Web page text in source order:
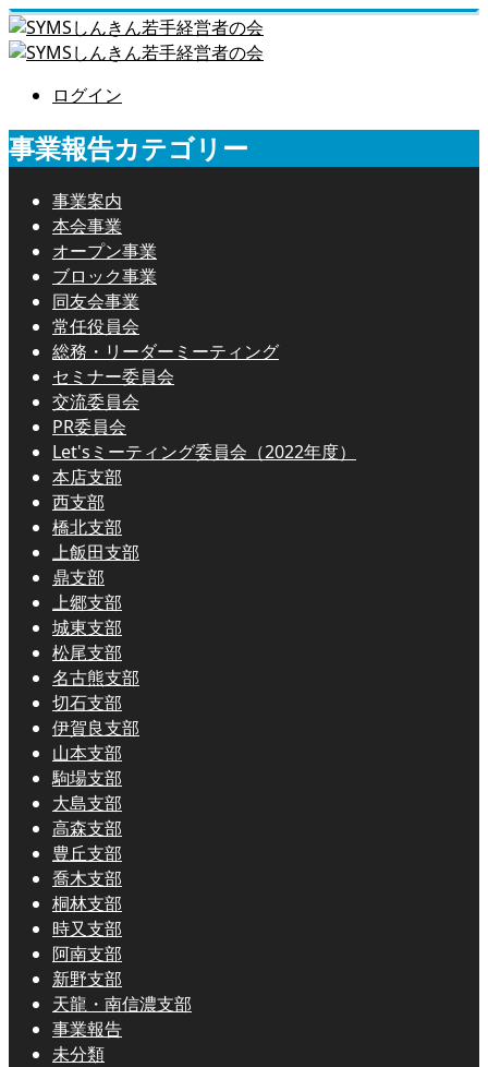
ログイン
事業報告カテゴリー
事業案内
本会事業
オープン事業
ブロック事業
同友会事業
常任役員会
総務・リーダーミーティング
セミナー委員会
交流委員会
PR委員会
Let'sミーティング委員会（2022年度）
本店支部
西支部
橋北支部
上飯田支部
鼎支部
上郷支部
城東支部
松尾支部
名古熊支部
切石支部
伊賀良支部
山本支部
駒場支部
大島支部
高森支部
豊丘支部
喬木支部
桐林支部
時又支部
阿南支部
新野支部
天龍・南信濃支部
事業報告
未分類